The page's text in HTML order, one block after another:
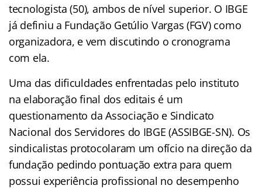
tecnologista (50), ambos de nível superior. O IBGE
já definiu a Fundação Getúlio Vargas (FGV) como
organizadora, e vem discutindo o cronograma
com ela.
Uma das dificuldades enfrentadas pelo instituto
na elaboração final dos editais é um
questionamento da Associação e Sindicato
Nacional dos Servidores do IBGE (ASSIBGE-SN). Os
sindicalistas protocolaram um ofício na direção da
fundação pedindo pontuação extra para quem
possui experiência profissional no desempenho